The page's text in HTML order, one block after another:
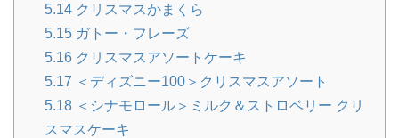
5.14 クリスマスかまくら
5.15 ガトー・フレーズ
5.16 クリスマスアソートケーキ
5.17 ＜ディズニー100＞クリスマスアソート
5.18 ＜シナモロール＞ミルク＆ストロベリー クリ
スマスケーキ